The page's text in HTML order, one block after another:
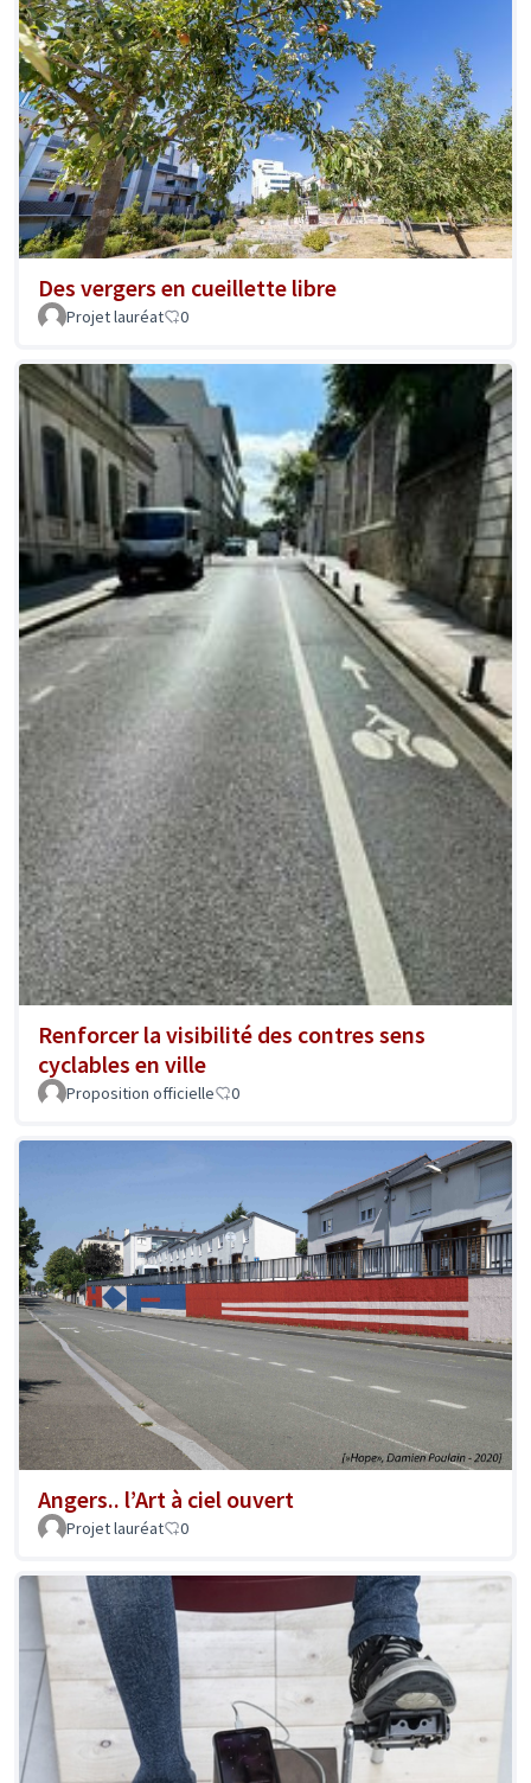
Des vergers en cueillette libre
Projet lauréat 0
Renforcer la visibilité des contres sens
cyclables en ville
Proposition officielle 0
Angers.. l’Art à ciel ouvert
Projet lauréat 0